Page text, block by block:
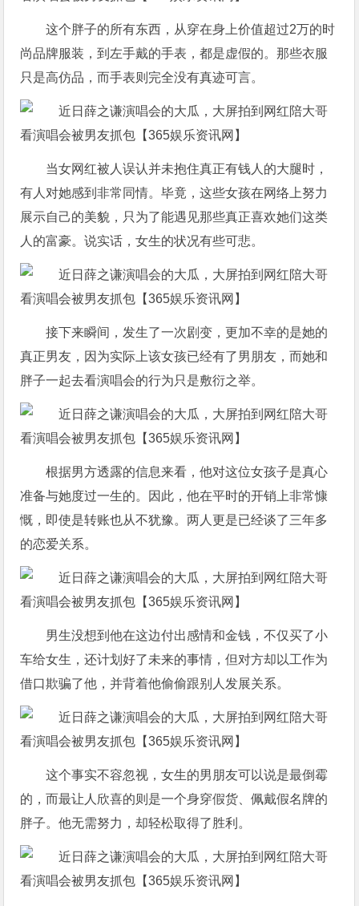
这个胖子的所有东西，从穿在身上价值超过2万的时
尚品牌服装，到左手戴的手表，都是虚假的。那些衣服
只是高仿品，而手表则完全没有真迹可言。
当女网红被人误认并未抱住真正有钱人的大腿时，
有人对她感到非常同情。毕竟，这些女孩在网络上努力
展示自己的美貌，只为了能遇见那些真正喜欢她们这类
人的富豪。说实话，女生的状况有些可悲。
接下来瞬间，发生了一次剧变，更加不幸的是她的
真正男友，因为实际上该女孩已经有了男朋友，而她和
胖子一起去看演唱会的行为只是敷衍之举。
根据男方透露的信息来看，他对这位女孩子是真心
准备与她度过一生的。因此，他在平时的开销上非常慷
慨，即使是转账也从不犹豫。两人更是已经谈了三年多
的恋爱关系。
男生没想到他在这边付出感情和金钱，不仅买了小
车给女生，还计划好了未来的事情，但对方却以工作为
借口欺骗了他，并背着他偷偷跟别人发展关系。
这个事实不容忽视，女生的男朋友可以说是最倒霉
的，而最让人欣喜的则是一个身穿假货、佩戴假名牌的
胖子。他无需努力，却轻松取得了胜利。